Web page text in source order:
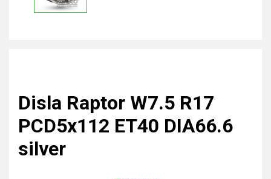
Disla Raptor W7.5 R17
PCD5x112 ET40 DIA66.6
silver